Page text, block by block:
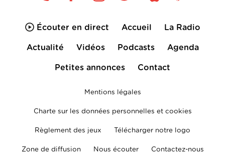
Écouter en direct Accueil La Radio
Actualité Vidéos Podcasts Agenda
Petites annonces Contact
Mentions légales
Charte sur les données personnelles et cookies
Règlement des jeux Télécharger notre logo
Zone de diffusion Nous écouter Contactez-nous